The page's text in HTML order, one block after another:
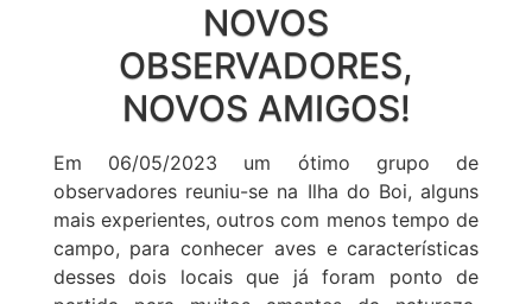
NOVOS
OBSERVADORES,
NOVOS AMIGOS!
Em 06/05/2023 um ótimo grupo de
observadores reuniu-se na Ilha do Boi, alguns
mais experientes, outros com menos tempo de
campo, para conhecer aves e características
desses dois locais que já foram ponto de